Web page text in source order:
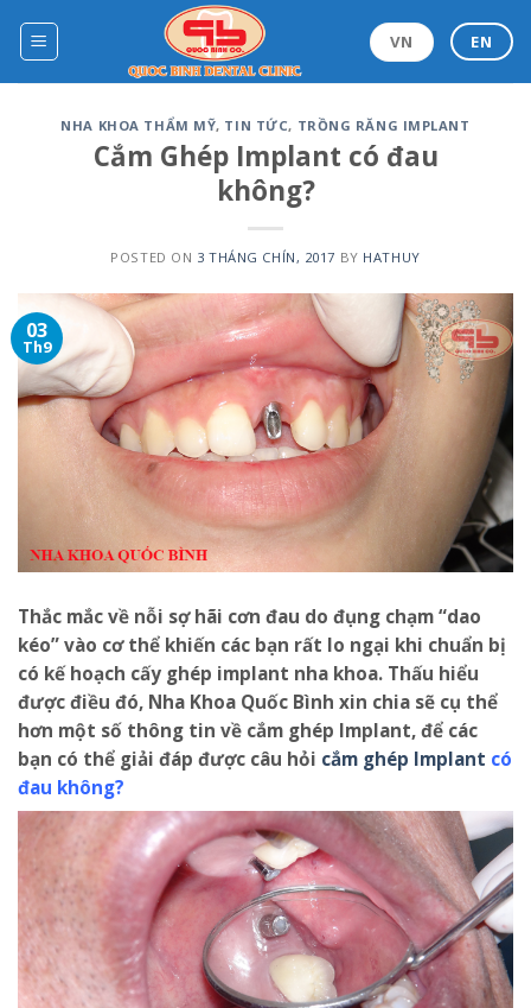
VN EN
NHA KHOA THẨM MỸ, TIN TỨC, TRỒNG RĂNG IMPLANT
Cắm Ghép Implant có đau
không?
POSTED ON 3 THÁNG CHÍN, 2017 BY HATHUY
03
Th9
Thắc mắc về nỗi sợ hãi cơn đau do đụng chạm “dao
kéo” vào cơ thể khiến các bạn rất lo ngại khi chuẩn bị
có kế hoạch cấy ghép implant nha khoa. Thấu hiểu
được điều đó, Nha Khoa Quốc Bình xin chia sẽ cụ thể
hơn một số thông tin về cắm ghép Implant, để các
bạn có thể giải đáp được câu hỏi cắm ghép Implant có
đau không?